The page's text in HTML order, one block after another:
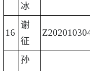
冰
16
谢
征
孙